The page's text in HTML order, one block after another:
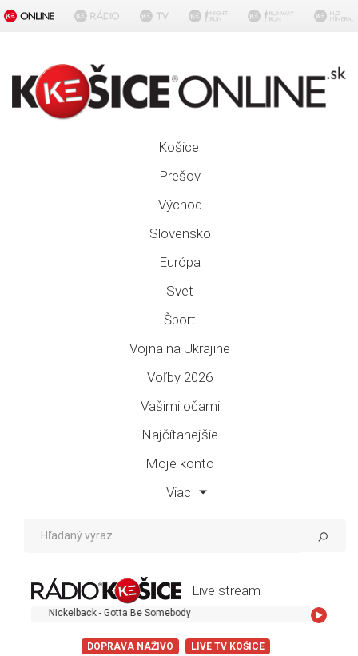
Košice
Prešov
Východ
Slovensko
Európa
Svet
Šport
Vojna na Ukrajine
Voľby 2026
Vašimi očami
Najčítanejšie
Moje konto
Viac
Live stream
Nickelback - Gotta Be Somebody
DOPRAVA NAŽIVO LIVE TV KOŠICE